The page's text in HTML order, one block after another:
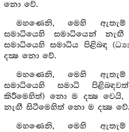
නො වේ.
මහණෙනි, මෙහි ඇතැම්
සමාධියෙහි සමාධියෙන්
සමාධියෙහි සමාධිය පිළිබඳ
දක්‍ෂ නො වේ.
මහණෙනි, මෙහි ඇතැම්
සමාධියෙහි සමාධි
කිරීමෙහිත්) නො ම දක්‍ෂ වෙයි,
නැඟී සිටීමෙහිත් නො ම දක්‍ෂ වේ.
මහණෙනි, මෙහි ඇතැම්